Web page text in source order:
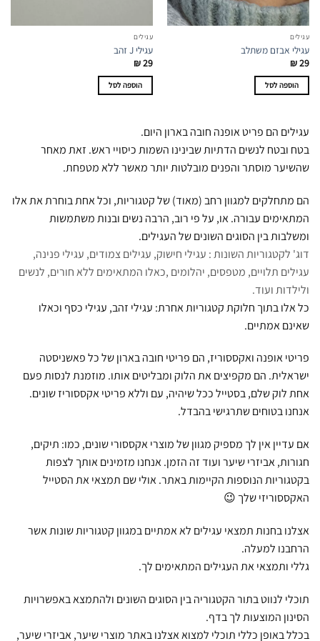
עגילים
עגילי אבזם משתלב
₪29
הוספה לסל
עגילים
עגילי J זהב
₪29
הוספה לסל
עגילים הם פריט אופנה חובה בארון היום.
בטח ובטח לנשים הדתיות שבינינו השמות כיסויי ראש. זאת מאחר
שהשיער מוסתר והפנים מובלטות יותר מאשר ללא מטפחת.
הם מתחלקים למגוון רחב (מאוד) של קטגוריות, וכל אחת בוחרת את אלו
המתאימים עבורה. או, על פי רוב, הרבה נשים ובנות משתמשות
ומשלבות בין הסוגים השונים של העגילים.
דוג' לקטגוריות השונות : עגילי חישוק, עגילים צמודים, עגילי פנינה,
עגילים תלויים, מטפסים, יהלומים ,כאלו המתאימים ללא חורים, לנשים
ולילדות ועוד.
כל אלו בתוך חלוקת קטגוריות אחרת: עגילי זהב, עגילי כסף וכאלו
שאינם אמתיים.
פריטי אופנה ואקססוריז, הם פריטי חובה בארון של כל פאשניסטה
ישראלית. הם מקפיצים את הלוק ומבליטים אותו. מוזמנת לנסות פעם
אחת לוק שלם, בסטייל ככל שיהיה, עם וללא פריטי אקססוריז שונים.
אנחנו בטוחים שתרגישי בהבדל.
אם עדיין אין לך מספיק מגוון של מוצרי אקססורי שונים, כמו: תיקים,
חגורות, אביזרי שיער ועוד זה הזמן. אנחנו מזמינים אותך לצפות
בקטגוריות הנוספות הקיימות באתר. אולי שם תמצאי את הסטייל
האקססוריזי שלך 😉
אצלנו בחנות תמצאי עגילים לא אמתיים במגוון קטגוריות שונות אשר
הרחבנו למעלה.
גללי ותמצאי את העגילים המתאימים לך.
תוכלי לנווט בתור הקטגוריה בין הסוגים השונים ולהתמצא באפשרויות
הסינון המוצעות לך בדף.
בכלל באופן כללי תוכלי למצוא אצלנו באתר מוצרי שיער, אביזרי שיער,